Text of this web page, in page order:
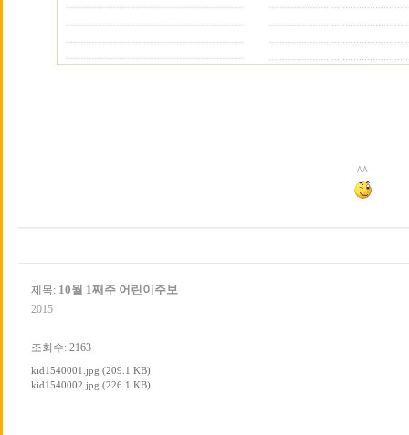
^^
제목: 10월 1째주 어린이주보
2015
조회수: 2163
kid1540001.jpg (209.1 KB)
kid1540002.jpg (226.1 KB)